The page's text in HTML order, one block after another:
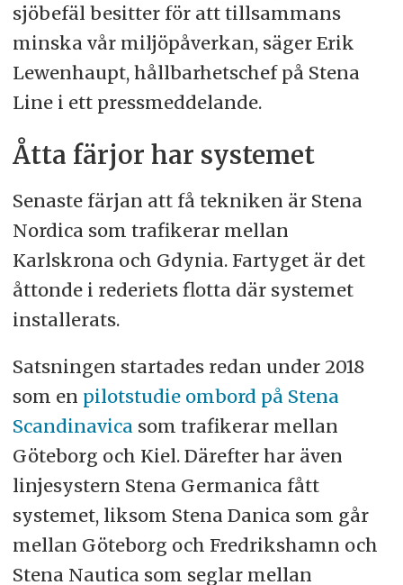
sjöbefäl besitter för att tillsammans
minska vår miljöpåverkan, säger Erik
Lewenhaupt, hållbarhetschef på Stena
Line i ett pressmeddelande.
Åtta färjor har systemet
Senaste färjan att få tekniken är Stena
Nordica som trafikerar mellan
Karlskrona och Gdynia. Fartyget är det
åttonde i rederiets flotta där systemet
installerats.
Satsningen startades redan under 2018
som en pilotstudie ombord på Stena
Scandinavica som trafikerar mellan
Göteborg och Kiel. Därefter har även
linjesystern Stena Germanica fått
systemet, liksom Stena Danica som går
mellan Göteborg och Fredrikshamn och
Stena Nautica som seglar mellan